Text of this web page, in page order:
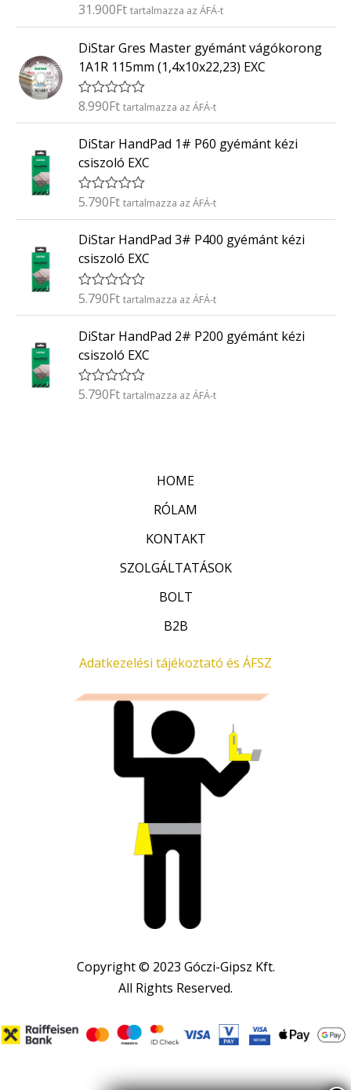
s
:
/
5
É
é
k
e
l
é
s
:
/
5
31.900Ft tartalmazza az ÁFÁ-t
DiStar Gres Master gyémánt vágókorong
1A1R 115mm (1,4x10x22,23) EXC
É
é
e
l
s
:
/
5
8.990Ft tartalmazza az ÁFÁ-t
DiStar HandPad 1# P60 gyémánt kézi
csiszoló EXC
É
é
e
l
é
s
:
/
5
5.790Ft tartalmazza az ÁFÁ-t
DiStar HandPad 3# P400 gyémánt kézi
csiszoló EXC
É
é
e
l
s
5.790Ft tartalmazza az ÁFÁ-t
DiStar HandPad 2# P200 gyémánt kézi
csiszoló EXC
É
5.790Ft tartalmazza az ÁFÁ-t
HOME
RÓLAM
KONTAKT
SZOLGÁLTATÁSOK
BOLT
B2B
Adatkezelési tájékoztató és ÁFSZ
Copyright © 2023 Góczi-Gipsz Kft.
All Rights Reserved.